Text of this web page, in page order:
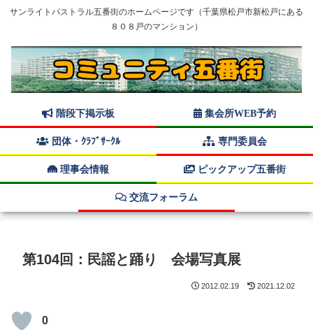
サンライトパストラル五番街のホームページです（千葉県松戸市新松戸にある
８０８戸のマンション）
階段下掲示板 集会所WEB予約
団体・ｸﾗﾌﾞｻｰｸﾙ 専門委員会
理事会情報 ピックアップ五番街
交流フォーラム
第104回：民謡と踊り 会場写真展
2012.02.19 2021.12.02
0